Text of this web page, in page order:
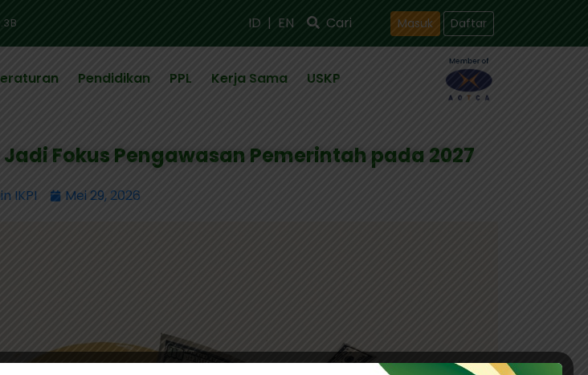
ID | EN Cari Masuk Daftar
Pendidikan PPL Kerja Sama USKP
Fokus Pengawasan Pemerintah pada 2027
IKPI Mei 29, 2026